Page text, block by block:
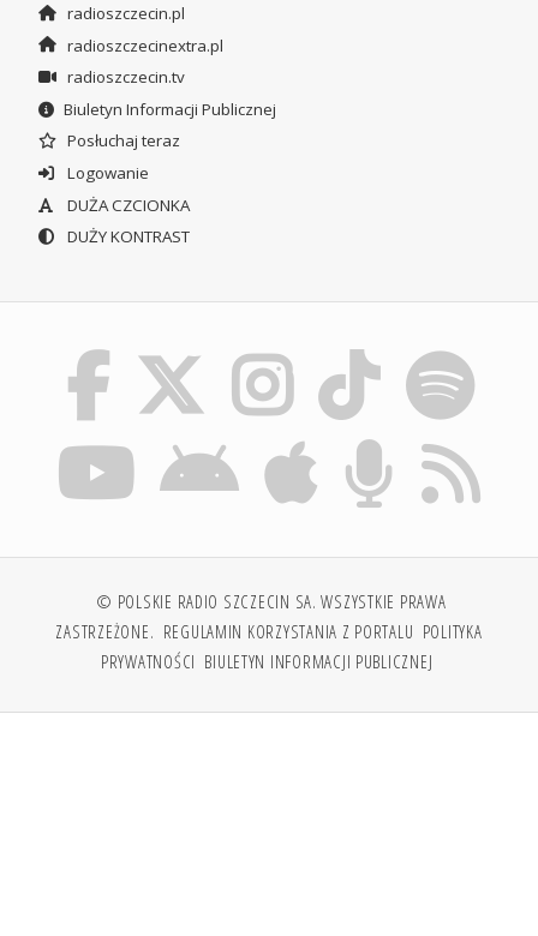
radioszczecin.pl
radioszczecinextra.pl
radioszczecin.tv
Biuletyn Informacji Publicznej
Posłuchaj teraz
Logowanie
DUŻA CZCIONKA
DUŻY KONTRAST
© POLSKIE RADIO SZCZECIN SA. WSZYSTKIE PRAWA
ZASTRZEŻONE. REGULAMIN KORZYSTANIA Z PORTALU POLITYKA
PRYWATNOŚCI BIULETYN INFORMACJI PUBLICZNEJ